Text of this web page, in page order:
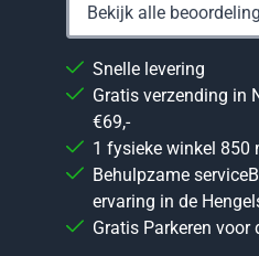
Bekijk alle
Snelle levering
Gratis verzending in
€69,-
1 fysieke winkel 850
Behulpzame
ervaring in de
Gratis Parkeren voor